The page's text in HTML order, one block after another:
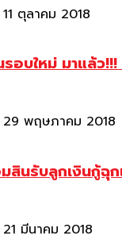
11 ตุลาคม 2018
อบใหม่ มาแล้ว
29 พฤษภาคม 2018
สินรับลูกเงินกู้ฉุ
21 มีนาคม 2018